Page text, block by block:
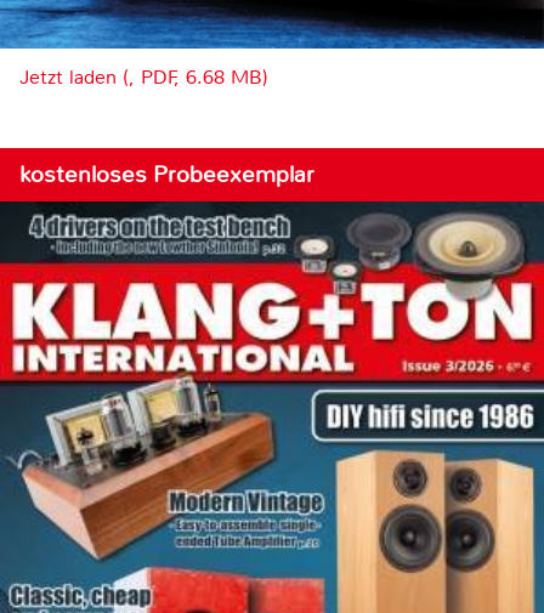
Jetzt laden (, PDF, 6.68 MB)
kostenloses Probeexemplar